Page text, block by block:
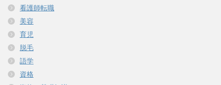
看護師転職
美容
育児
脱毛
語学
資格